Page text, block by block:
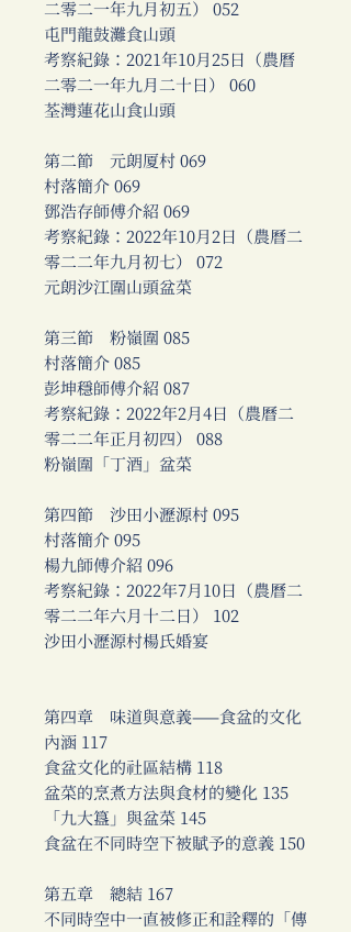
二零二一年九月初五） 052
屯門龍鼓灘食山頭
考察紀錄：2021年10月25日（農曆
二零二一年九月二十日） 060
荃灣蓮花山食山頭
第二節 元朗厦村 069
村落簡介 069
鄧浩存師傅介紹 069
考察紀錄：2022年10月2日（農曆二
零二二年九月初七） 072
元朗沙江圍山頭盆菜
第三節 粉嶺圍 085
村落簡介 085
彭坤穩師傅介紹 087
考察紀錄：2022年2月4日（農曆二
零二二年正月初四） 088
粉嶺圍「丁酒」盆菜
第四節 沙田小瀝源村 095
村落簡介 095
楊九師傅介紹 096
考察紀錄：2022年7月10日（農曆二
零二二年六月十二日） 102
沙田小瀝源村楊氏婚宴
第四章 味道與意義——食盆的文化
內涵 117
食盆文化的社區結構 118
盆菜的烹煮方法與食材的變化 135
「九大簋」與盆菜 145
食盆在不同時空下被賦予的意義 150
第五章 總結 167
不同時空中一直被修正和詮釋的「傳